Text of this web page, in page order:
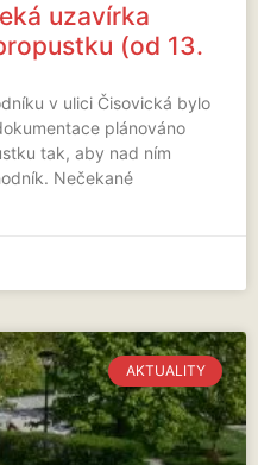
uzavírka
(od 13.
v ulici Čisovická bylo
plánováno
tak, aby nad ním
Nečekané
AKTUALITY